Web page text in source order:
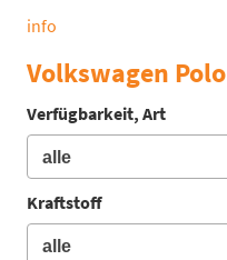
info
Volkswagen Polo
Verfügbarkeit, Art
Kraftstoff